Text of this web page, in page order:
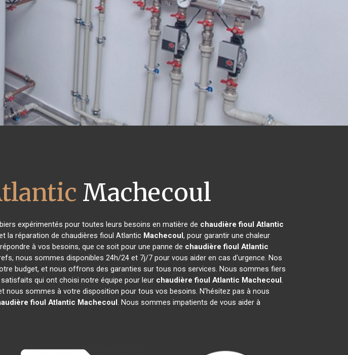
Machecoul
expérimentés pour toutes leurs besoins en matière de chaudière fioul Atlantic
la réparation de chaudières fioul Atlantic Machecoul, pour garantir une chaleur
à vos besoins, que ce soit pour une panne de chaudière fioul Atlantic
nous sommes disponibles 24h/24 et 7j/7 pour vous aider en cas d'urgence. Nos
budget, et nous offrons des garanties sur tous nos services. Nous sommes fiers
qui ont choisi notre équipe pour leur chaudière fioul Atlantic Machecoul.
nous sommes à votre disposition pour tous vos besoins. N'hésitez pas à nous
fioul Atlantic Machecoul. Nous sommes impatients de vous aider à